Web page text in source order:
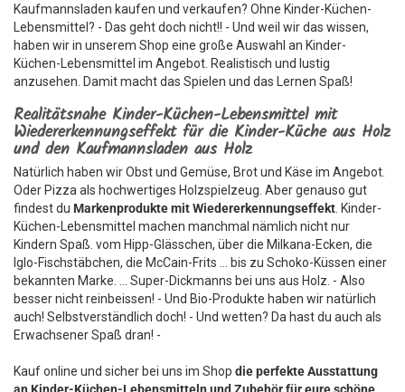
Kaufmannsladen kaufen und verkaufen? Ohne Kinder-Küchen-
Lebensmittel? - Das geht doch nicht!! - Und weil wir das wissen,
haben wir in unserem Shop eine große Auswahl an Kinder-
Küchen-Lebensmittel im Angebot. Realistisch und lustig
anzusehen. Damit macht das Spielen und das Lernen Spaß!
Realitätsnahe Kinder-Küchen-Lebensmittel mit
Wiedererkennungseffekt für die Kinder-Küche aus Holz
und den Kaufmannsladen aus Holz
Natürlich haben wir Obst und Gemüse, Brot und Käse im Angebot.
Oder Pizza als hochwertiges Holzspielzeug. Aber genauso gut
findest du Markenprodukte mit Wiedererkennungseffekt. Kinder-
Küchen-Lebensmittel machen manchmal nämlich nicht nur
Kindern Spaß. vom Hipp-Glässchen, über die Milkana-Ecken, die
Iglo-Fischstäbchen, die McCain-Frits ... bis zu Schoko-Küssen einer
bekannten Marke. ... Super-Dickmanns bei uns aus Holz. - Also
besser nicht reinbeissen! - Und Bio-Produkte haben wir natürlich
auch! Selbstverständlich doch! - Und wetten? Da hast du auch als
Erwachsener Spaß dran! -
Kauf online und sicher bei uns im Shop die perfekte Ausstattung